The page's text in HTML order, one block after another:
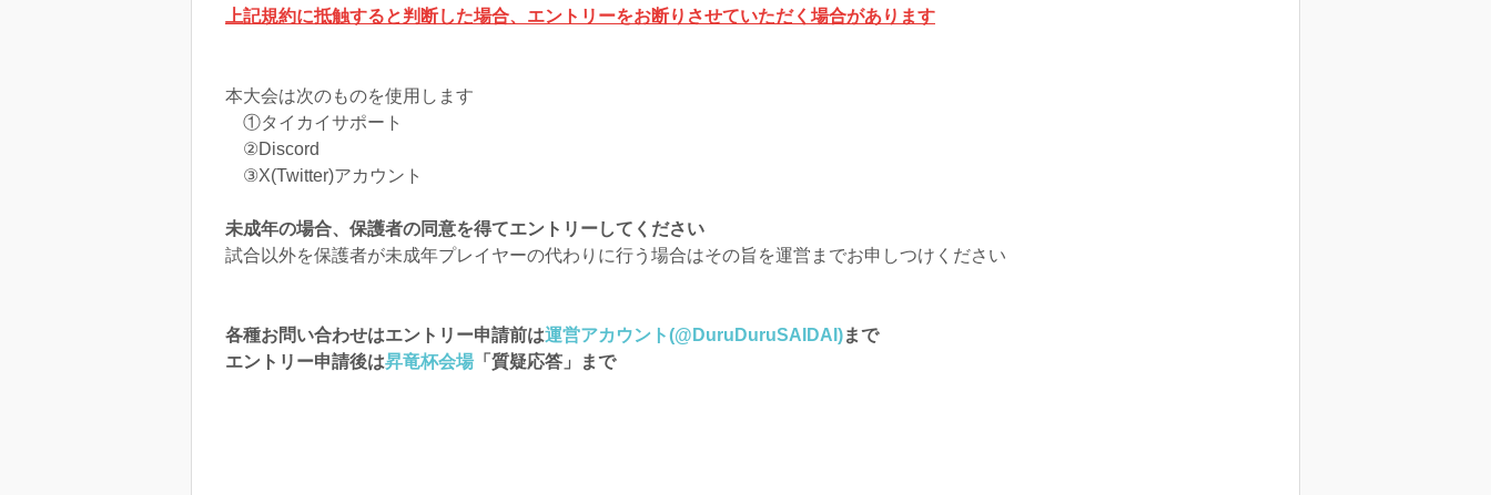
上記規約に抵触すると判断した場合、エントリーをお断りさせていただく場合があります
本大会は次のものを使用します
①タイカイサポート
②Discord
③X(Twitter)アカウント
未成年の場合、保護者の同意を得てエントリーしてください
試合以外を保護者が未成年プレイヤーの代わりに行う場合はその旨を運営までお申しつけください
各種お問い合わせはエントリー申請前は運営アカウント(@DuruDuruSAIDAI )まで
エントリー申請後は昇竜杯会場「⁠質疑応答」まで